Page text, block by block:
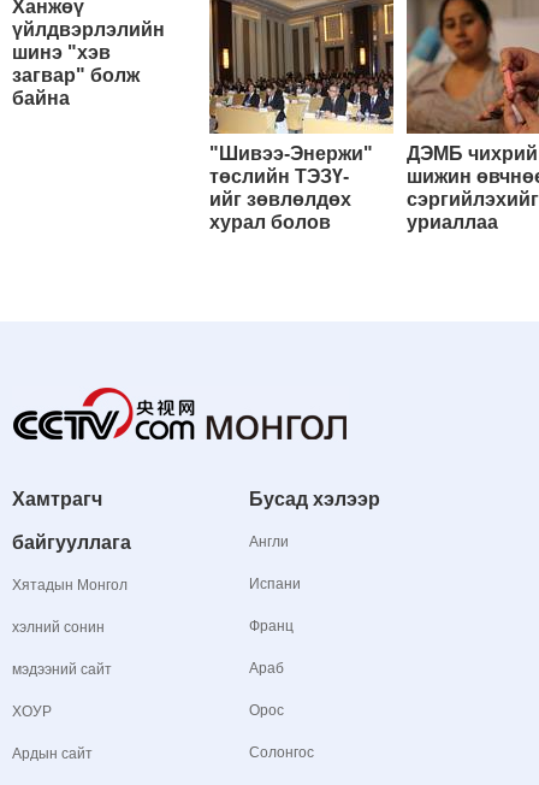
Ханжөү
үйлдвэрлэлийн
шинэ "хэв
загвар" болж
байна
"Шивээ-Энержи"
төслийн ТЭЗҮ-
ийг зөвлөлдөх
хурал болов
ДЭМБ
шижин
сэргийлэхийг
уриаллаа
Хамтрагч
байгууллага
Хятадын Монгол
хэлний сонин
мэдээний сайт
ХОУР
Ардын сайт
Бусад хэлээр
Англи
Испани
Франц
Араб
Орос
Солонгос